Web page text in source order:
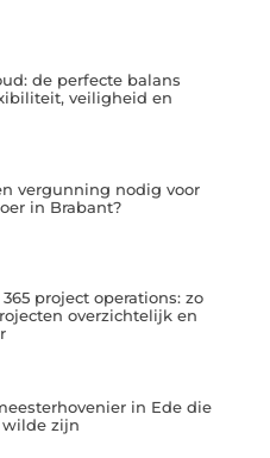
de perfecte balans
veiligheid en
vergunning nodig voor
in Brabant?
project operations: zo
overzichtelijk en
in Ede die
zijn